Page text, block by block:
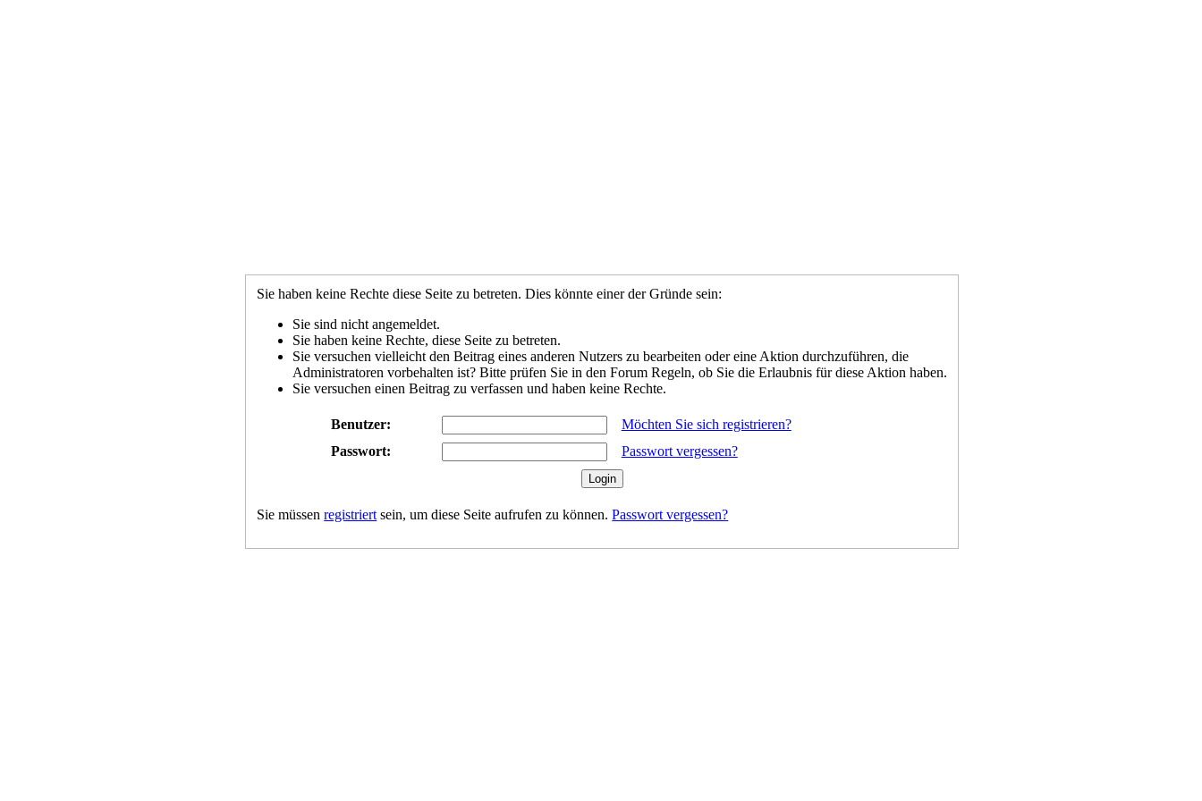
Sie haben keine Rechte diese Seite zu betreten. Dies könnte einer der Gründe sein:
Sie sind nicht angemeldet.
Sie haben keine Rechte, diese Seite zu betreten.
Sie versuchen vielleicht den Beitrag eines anderen Nutzers zu bearbeiten oder eine Aktion durchzuführen, die
Administratoren vorbehalten ist? Bitte prüfen Sie in den Forum Regeln, ob Sie die Erlaubnis für diese Aktion haben.
Sie versuchen einen Beitrag zu verfassen und haben keine Rechte.
Benutzer:
Möchten Sie sich registrieren?
Passwort:
Passwort vergessen?
Sie müssenregistriert sein, um diese Seite aufrufen zu können.Passwort vergessen?